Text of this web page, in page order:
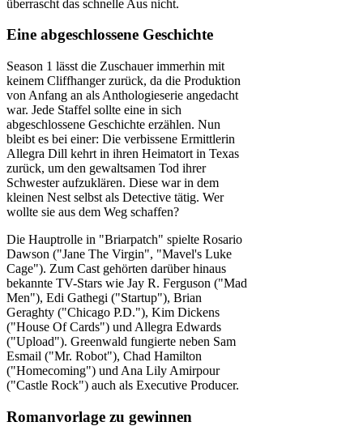
überrascht das schnelle Aus nicht.
Eine abgeschlossene Geschichte
Season 1 lässt die Zuschauer immerhin mit
keinem Cliffhanger zurück, da die Produktion
von Anfang an als Anthologieserie angedacht
war. Jede Staffel sollte eine in sich
abgeschlossene Geschichte erzählen. Nun
bleibt es bei einer: Die verbissene Ermittlerin
Allegra Dill kehrt in ihren Heimatort in Texas
zurück, um den gewaltsamen Tod ihrer
Schwester aufzuklären. Diese war in dem
kleinen Nest selbst als Detective tätig. Wer
wollte sie aus dem Weg schaffen?
Die Hauptrolle in "Briarpatch" spielte Rosario
Dawson ("Jane The Virgin", "Mavel's Luke
Cage"). Zum Cast gehörten darüber hinaus
bekannte TV-Stars wie Jay R. Ferguson ("Mad
Men"), Edi Gathegi ("Startup"), Brian
Geraghty ("Chicago P.D."), Kim Dickens
("House Of Cards") und Allegra Edwards
("Upload"). Greenwald fungierte neben Sam
Esmail ("Mr. Robot"), Chad Hamilton
("Homecoming") und Ana Lily Amirpour
("Castle Rock") auch als Executive Producer.
Romanvorlage zu gewinnen